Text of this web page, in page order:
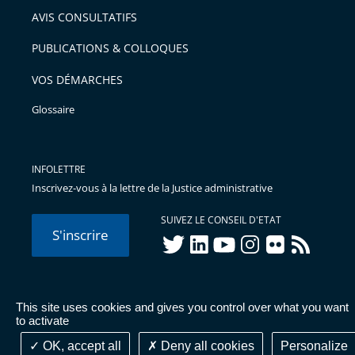
This site uses cookies and gives you control over what you want
to activate
OK, accept all
Deny all cookies Personalize
avant
AVIS CONSULTATIFS
PUBLICATIONS & COLLOQUES
VOS DÉMARCHES
Glossaire
INFOLETTRE
Inscrivez-vous à la lettre de la Justice administrative
S'inscrire
SUIVEZ LE CONSEIL D'ETAT
twitterlinkedInyoutubeinstagram
flickr rss
© Conseil d'État 2026 - Mentions légales
Données
personnelles-Publications administratives-Accessibilité :
partiellement conforme